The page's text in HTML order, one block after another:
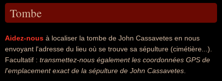
Tombe
Aidez-nous à localiser la tombe de John Cassavetes en nous
envoyant l'adresse du lieu où se trouve sa sépulture (cimétière...).
Facultatif : transmettez-nous également les coordonnées GPS de
l'emplacement exact de la sépulture de John Cassavetes